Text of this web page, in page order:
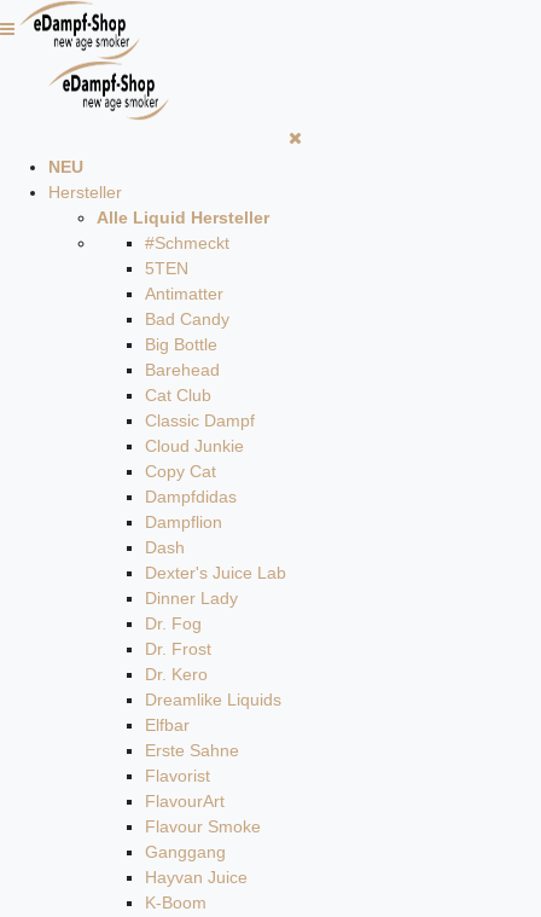
NEU
Hersteller
Alle Liquid Hersteller
#Schmeckt
5TEN
Antimatter
Bad Candy
Big Bottle
Barehead
Cat Club
Classic Dampf
Cloud Junkie
Copy Cat
Dampfdidas
Dampflion
Dash
Dexter's Juice Lab
Dinner Lady
Dr. Fog
Dr. Frost
Dr. Kero
Dreamlike Liquids
Elfbar
Erste Sahne
Flavorist
FlavourArt
Flavour Smoke
Ganggang
Hayvan Juice
K-Boom